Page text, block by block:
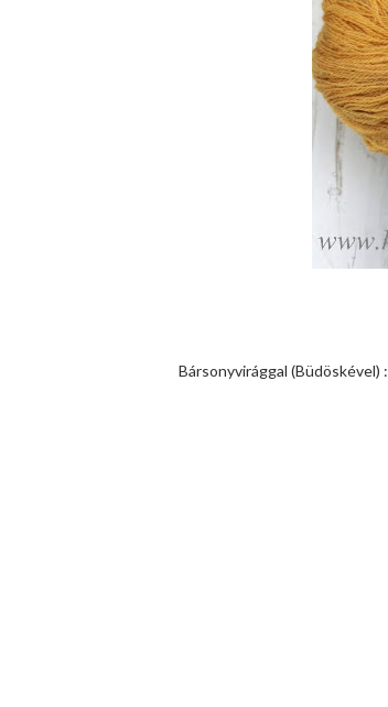
Bársonyvirággal (Büdöskével) :